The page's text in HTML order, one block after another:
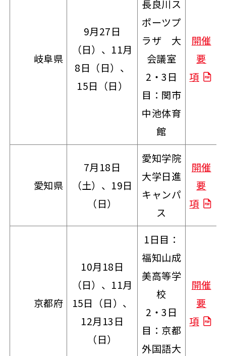
岐阜県
9月27日
（日）、11月
8日（日）、
15日（日）
⻑良川ス
ポーツプ
ラザ ⼤
会議室
2・3日
目：関市
中池体育
館
開催
要
項
愛知県
7月18日
（土）、19日
（日）
愛知学院
大学日進
キャンパ
ス
開催
要
項
京都府
10月18日
（日）、11月
15日（日）、
12月13日
（日）
1日目：
福知山成
美高等学
校
2・3日
目：京都
外国語大
開催
要
項